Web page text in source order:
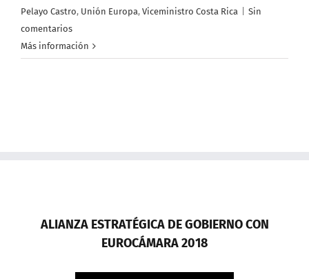
Pelayo Castro, Unión Europa, Viceministro Costa Rica
Sin
comentarios
Más información
ALIANZA ESTRATÉGICA DE GOBIERNO CON
EUROCÁMARA 2018